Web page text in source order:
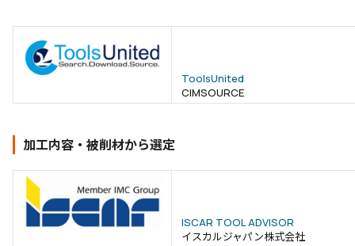
ToolsUnited
CIMSOURCE
加工内容・被削材から選定
ISCAR TOOL ADVISOR
イスカルジャパン株式会社